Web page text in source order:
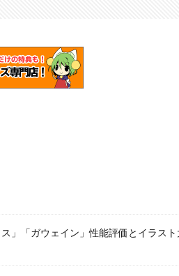
」「ガウェイン」性能評価とイラスト